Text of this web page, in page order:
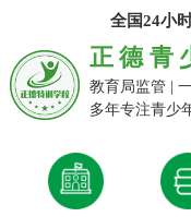
全国24小
正德青
教育局监管 |
多年专注青少